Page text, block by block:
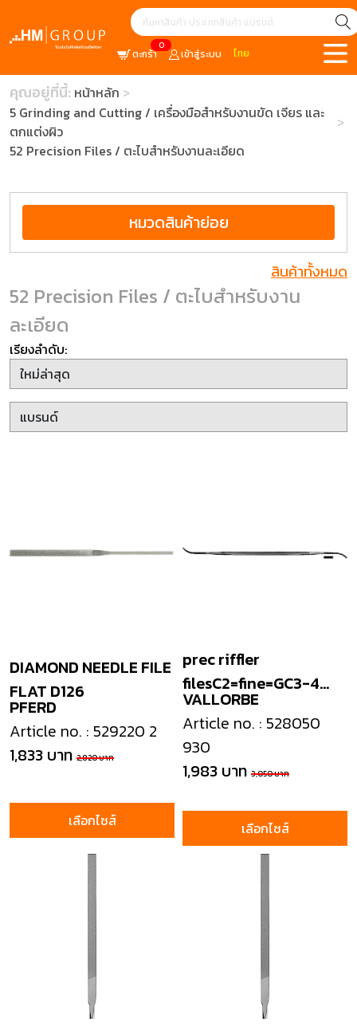
0
ตะกร้า เข้าสู่ระบบ ไทย
คุณอยู่ที่นี้: หน้าหลัก
5 Grinding and Cutting / เครื่องมือสำหรับงานขัด เจียร และ
ตกแต่งผิว
52 Precision Files / ตะไบสำหรับงานละเอียด
หมวดสินค้าย่อย
สินค้าทั้งหมด
52 Precision Files / ตะไบสำหรับงาน
ละเอียด
เรียงลำดับ:
PFERD
DIAMOND NEEDLE FILE
FLAT D126
Article no. : 529220 2
1,833 บาท 2,820 บาท
เลือกไซส์
VALLORBE
prec riffler
filesC2=fine=GC3-4
150mm
Article no. : 528050
930
1,983 บาท 3,050 บาท
เลือกไซส์